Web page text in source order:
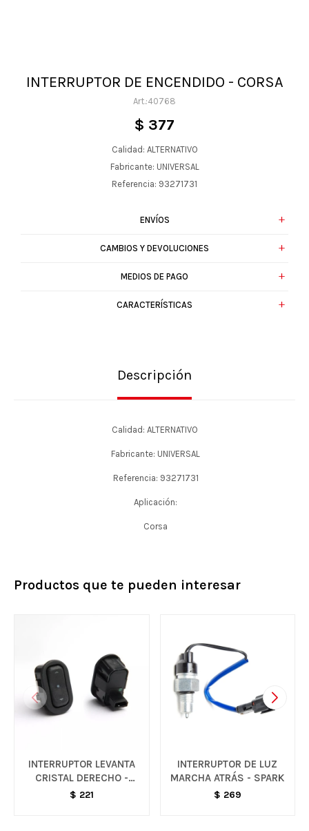
INTERRUPTOR DE ENCENDIDO - CORSA
40768
$ 377
Calidad: ALTERNATIVO
Fabricante: UNIVERSAL
Referencia: 93271731
ENVÍOS
CAMBIOS Y DEVOLUCIONES
MEDIOS DE PAGO
CARACTERÍSTICAS
Descripción
Calidad: ALTERNATIVO
Fabricante: UNIVERSAL
Referencia: 93271731
Aplicación:
Corsa
Productos que te pueden interesar
INTERRUPTOR LEVANTA
CRISTAL DERECHO -
CELTA / MERIVA
$ 221
INTERRUPTOR DE LUZ
MARCHA ATRÁS - SPARK
$ 269